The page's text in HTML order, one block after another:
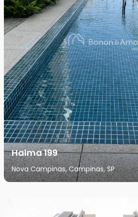
Halma 199
Nova Campinas, Campinas, SP